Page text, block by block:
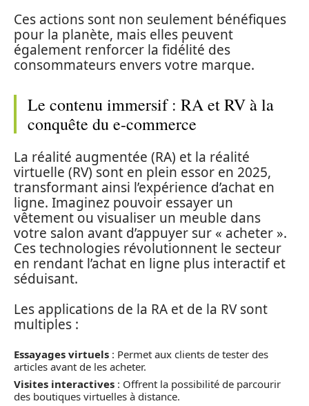
Ces actions sont non seulement bénéfiques
pour la planète, mais elles peuvent
également renforcer la fidélité des
consommateurs envers votre marque.
Le contenu immersif : RA et RV à la
conquête du e-commerce
La réalité augmentée (RA) et la réalité
virtuelle (RV) sont en plein essor en 2025,
transformant ainsi l’expérience d’achat en
ligne. Imaginez pouvoir essayer un
vêtement ou visualiser un meuble dans
votre salon avant d’appuyer sur « acheter ».
Ces technologies révolutionnent le secteur
en rendant l’achat en ligne plus interactif et
séduisant.
Les applications de la RA et de la RV sont
multiples :
Essayages virtuels : Permet aux clients de tester des
articles avant de les acheter.
Visites interactives : Offrent la possibilité de parcourir
des boutiques virtuelles à distance.